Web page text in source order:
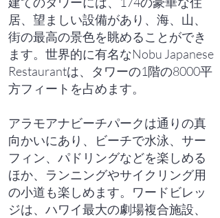
居、望ましい設備があり、海、山、
街の最高の景色を眺めることができ
ます。世界的に有名なNobu Japanese
Restaurantは、タワーの1階の8000平
方フィートを占めます。
アラモアナビーチパークは通りの真
向かいにあり、ビーチで水泳、サー
フィン、パドリングなどを楽しめる
ほか、ランニングやサイクリング用
の小道も楽しめます。ワードビレッ
ジは、ハワイ最大の劇場複合施設、